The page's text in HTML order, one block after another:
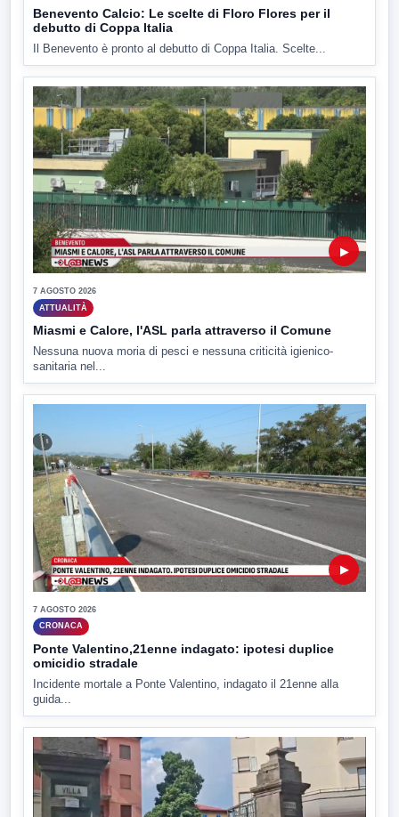
Benevento Calcio: Le scelte di Floro Flores per il
debutto di Coppa Italia
Il Benevento è pronto al debutto di Coppa Italia. Scelte...
▶
7 AGOSTO 2026
ATTUALITÀ
Miasmi e Calore, l'ASL parla attraverso il Comune
Nessuna nuova moria di pesci e nessuna criticità igienico-
sanitaria nel...
▶
7 AGOSTO 2026
CRONACA
Ponte Valentino,21enne indagato: ipotesi duplice
omicidio stradale
Incidente mortale a Ponte Valentino, indagato il 21enne alla
guida...